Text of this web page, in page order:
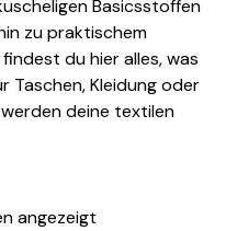
Basicsstoffen
zu praktischem
du hier alles, was
Taschen, Kleidung oder
deine textilen
angezeigt